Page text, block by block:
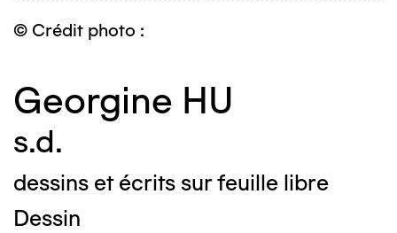
© Crédit photo :
Georgine HU
s.d.
dessins et écrits sur feuille libre
Dessin